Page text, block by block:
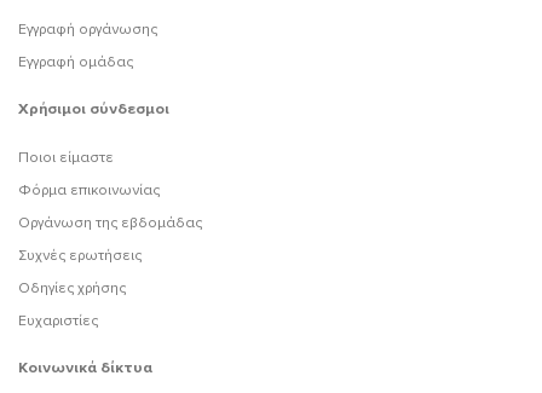
Εγγραφή οργάνωσης
Εγγραφή ομάδας
Χρήσιμοι σύνδεσμοι
Ποιοι είμαστε
Φόρμα επικοινωνίας
Οργάνωση της εβδομάδας
Συχνές ερωτήσεις
Οδηγίες χρήσης
Ευχαριστίες
Κοινωνικά δίκτυα